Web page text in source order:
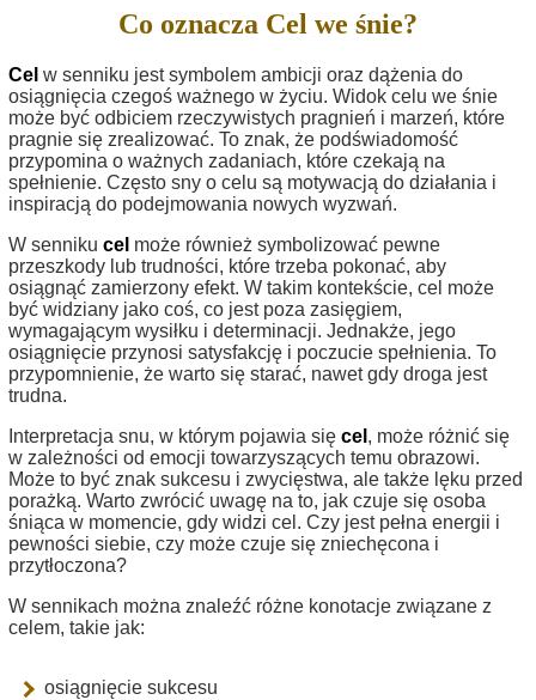
Co oznacza Cel we śnie?
Cel w senniku jest symbolem ambicji oraz dążenia do
osiągnięcia czegoś ważnego w życiu. Widok celu we śnie
może być odbiciem rzeczywistych pragnień i marzeń, które
pragnie się zrealizować. To znak, że podświadomość
przypomina o ważnych zadaniach, które czekają na
spełnienie. Często sny o celu są motywacją do działania i
inspiracją do podejmowania nowych wyzwań.
W senniku cel może również symbolizować pewne
przeszkody lub trudności, które trzeba pokonać, aby
osiągnąć zamierzony efekt. W takim kontekście, cel może
być widziany jako coś, co jest poza zasięgiem,
wymagającym wysiłku i determinacji. Jednakże, jego
osiągnięcie przynosi satysfakcję i poczucie spełnienia. To
przypomnienie, że warto się starać, nawet gdy droga jest
trudna.
Interpretacja snu, w którym pojawia się cel , może różnić się
w zależności od emocji towarzyszących temu obrazowi.
Może to być znak sukcesu i zwycięstwa, ale także lęku przed
porażką. Warto zwrócić uwagę na to, jak czuje się osoba
śniąca w momencie, gdy widzi cel. Czy jest pełna energii i
pewności siebie, czy może czuje się zniechęcona i
przytłoczona?
W sennikach można znaleźć różne konotacje związane z
celem, takie jak:
osiągnięcie sukcesu